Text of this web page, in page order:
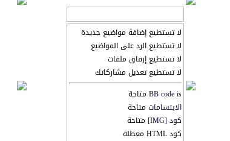
لا تستطيع إضافة مواضيع جديدة
لا تستطيع الرد على المواضيع
لا تستطيع إرفاق ملفات
لا تستطيع تعديل مشاركاتك
BB codeis متاحة
الابتساماتمتاحة
كود [IMG]
متاحة
كود HTML معطلة